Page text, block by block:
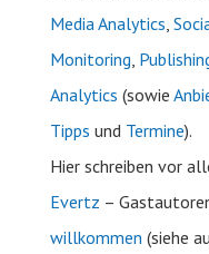
Media Analytics,
Monitoring,
Analytics (sowie
Tipps und Termine).
Hier schreiben vor
Evertz –
willkommen (siehe